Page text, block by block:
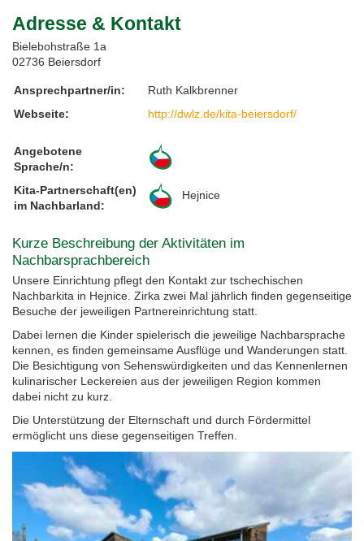
Feste, Feiertage, Schulferien
Serie Biedronka, Maus & Žába
Nachbarsprachkoffer
Wanderausstellung
Interreg PLSN 2014-2020
Modellprojekte 2019/2020
Mitwirkung anmelden
Informationen für Mitwirkende
Übersicht Mitwirkende
Öffentlichkeitsarbeit
Archiv
Aktionstage 2024
Tag der Nachbarsprachen 2023
Adresse & Kontakt
Bielebohstraße 1a
02736 Beiersdorf
Ansprechpartner/in:
Ruth Kalkbrenner
Webseite:
http://dwlz.de/kita-beiersdorf/
Angebotene
Sprache/n:
Kita-Partnerschaft(en)
im Nachbarland:
Hejnice
Kurze Beschreibung der Aktivitäten im
Nachbarsprachbereich
Unsere Einrichtung pflegt den Kontakt zur tschechischen
Nachbarkita in Hejnice. Zirka zwei Mal jährlich finden gegenseitige
Besuche der jeweiligen Partnereinrichtung statt.
Dabei lernen die Kinder spielerisch die jeweilige Nachbarsprache
kennen, es finden gemeinsame Ausflüge und Wanderungen statt.
Die Besichtigung von Sehenswürdigkeiten und das Kennenlernen
kulinarischer Leckereien aus der jeweiligen Region kommen
dabei nicht zu kurz.
Die Unterstützung der Elternschaft und durch Fördermittel
ermöglicht uns diese gegenseitigen Treffen.